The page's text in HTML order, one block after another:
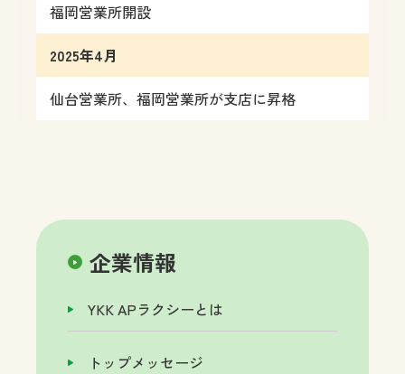
福岡営業所開設
2025年4月
仙台営業所、福岡営業所が支店に昇格
企業情報
YKK APラクシーとは
トップメッセージ